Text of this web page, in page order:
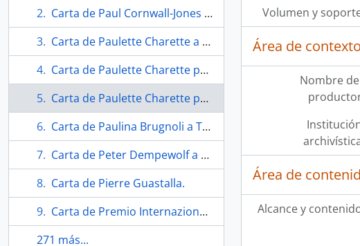
Carta de Paul Cornwall-Jones a Téllez.
Carta de Paulette Charette a Téllez.
Carta de Paulette Charette para Téllez.
Carta de Paulette Charette para Téllez.
Carta de Paulina Brugnoli a Téllez.
Carta de Peter Dempewolf a Téllez.
Carta de Pierre Guastalla.
Carta de Premio Internazionale Biella Per I'incisione para Téllez.
271 más...
Volumen y
Área de contexto
Nombre
Área de
Alcance y